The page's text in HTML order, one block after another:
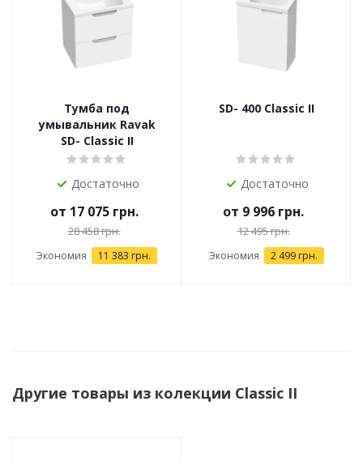
Тумба под
умывальник Ravak
SD- Classic II
Достаточно
от 17 075 грн.
28 458 грн.
Экономия 11 383 грн.
SD- 400 Classic II
Достаточно
от 9 996 грн.
12 495 грн.
Экономия 2 499 грн.
Другие товары из колекции Classic II